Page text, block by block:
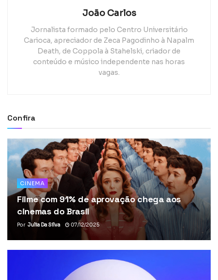
João Carlos
Jornalista formado pelo Centro Universitário
Carioca, apreciador de Zeca Pagodinho à Napalm
Death, de Coppola à Stahelski, criador de
conteúdo e músico independente nas horas
vagas.
Confira
CINEMA
Filme com 91% de aprovação chega aos
cinemas do Brasil
Por Julia Da Silva 07/12/2025